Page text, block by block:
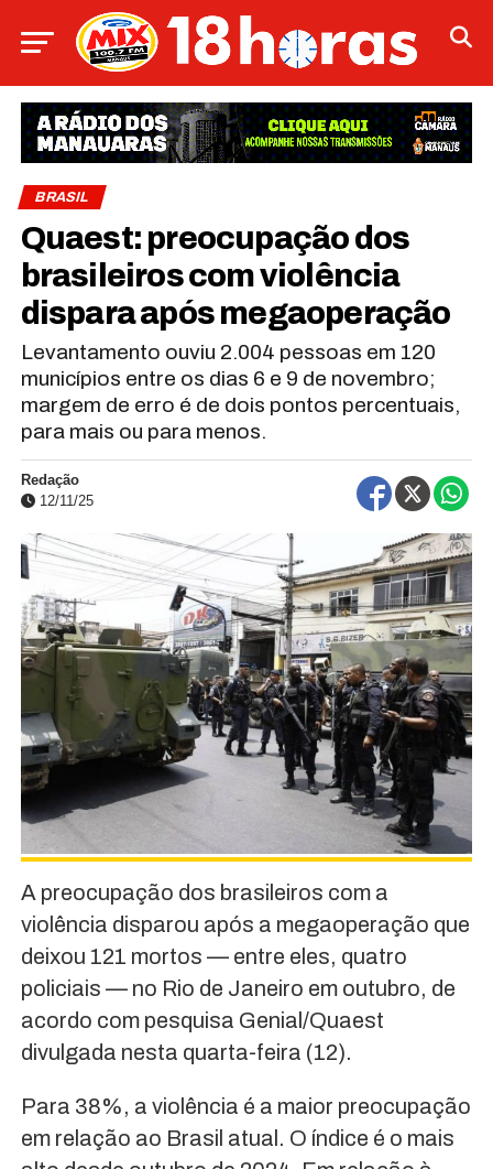
BRASIL
Quaest: preocupação dos
brasileiros com violência
dispara após megaoperação
Levantamento ouviu 2.004 pessoas em 120
municípios entre os dias 6 e 9 de novembro;
margem de erro é de dois pontos percentuais,
para mais ou para menos.
Redação
12/11/25
A preocupação dos brasileiros com a
violência disparou após a megaoperação que
deixou 121 mortos — entre eles, quatro
policiais — no Rio de Janeiro em outubro, de
acordo com pesquisa Genial/Quaest
divulgada nesta quarta-feira (12).
Para 38%, a violência é a maior preocupação
em relação ao Brasil atual. O índice é o mais